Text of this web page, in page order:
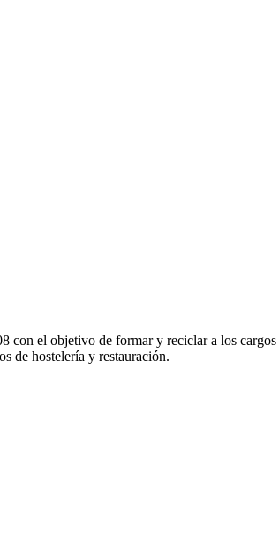
con el objetivo de formar y reciclar a los
de hostelería y restauración.